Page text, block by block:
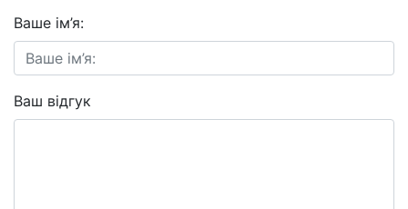
Ваше ім’я:
Ваш відгук